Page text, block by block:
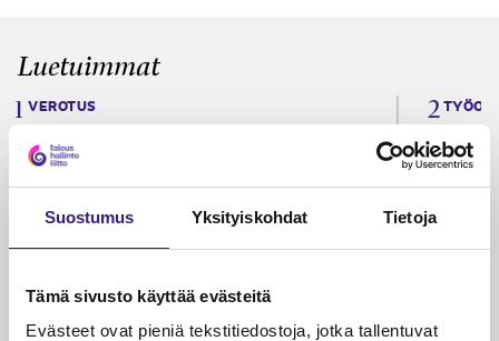
Suostumus Yksityiskohdat Tietoja
Tämä sivusto käyttää evästeitä
Evästeet ovat pieniä tekstitiedostoja, jotka tallentuvat
Luetuimmat
VEROTUS
Kulu­veloitukset arvon­lisä­
verotuksessa – omien kulujen
veloitus ja läpi­laskutus